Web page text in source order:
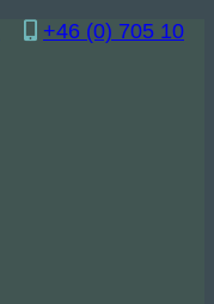
+46 (0) 705 10